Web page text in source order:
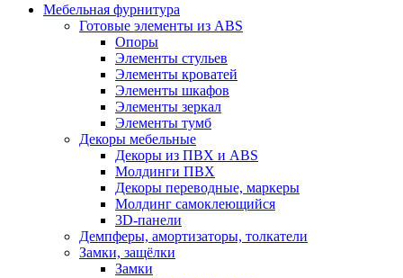
Мебельная фурнитура
Готовые элементы из ABS
Опоры
Элементы стульев
Элементы кроватей
Элементы шкафов
Элементы зеркал
Элементы тумб
Декоры мебельные
Декоры из ПВХ и ABS
Молдинги ПВХ
Декоры переводные, маркеры
Молдинг самоклеющийся
3D-панели
Демпферы, амортизаторы, толкатели
Замки, защёлки
Замки